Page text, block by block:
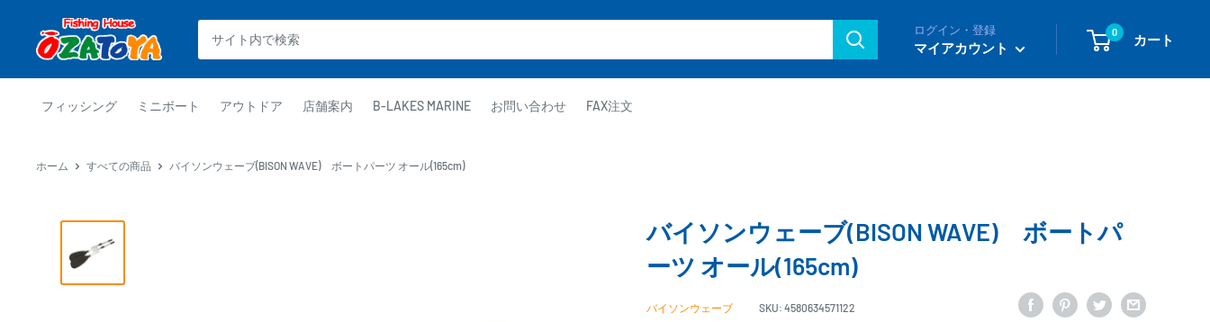
ン
釣
具
通
ログイン・登録
マイアカウント
0 カート
フィッシング ミニボート アウトドア 店舗案内 B-LAKES MARINE お問い合わせ FAX注文
ホーム すべての商品 バイソンウェーブ(BISON WAVE) ボートパーツ オール(165cm)
バイソンウェーブ(BISON WAVE) ボートパ
ーツ オール(165cm)
バイソンウェーブ SKU: 4580634571122